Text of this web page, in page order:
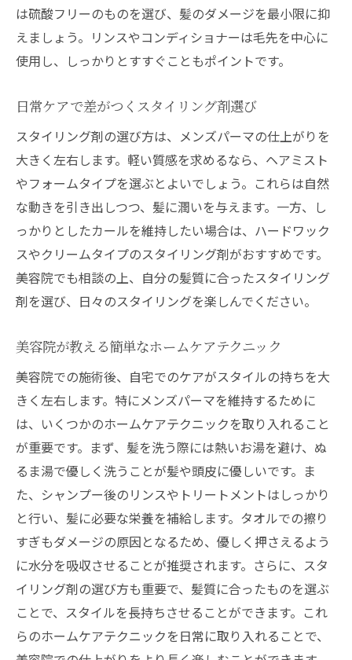
は硫酸フリーのものを選び、髪のダメージを最小限に抑
えましょう。リンスやコンディショナーは毛先を中心に
使用し、しっかりとすすぐこともポイントです。
日常ケアで差がつくスタイリング剤選び
スタイリング剤の選び方は、メンズパーマの仕上がりを
大きく左右します。軽い質感を求めるなら、ヘアミスト
やフォームタイプを選ぶとよいでしょう。これらは自然
な動きを引き出しつつ、髪に潤いを与えます。一方、し
っかりとしたカールを維持したい場合は、ハードワック
スやクリームタイプのスタイリング剤がおすすめです。
美容院でも相談の上、自分の髪質に合ったスタイリング
剤を選び、日々のスタイリングを楽しんでください。
美容院が教える簡単なホームケアテクニック
美容院での施術後、自宅でのケアがスタイルの持ちを大
きく左右します。特にメンズパーマを維持するために
は、いくつかのホームケアテクニックを取り入れること
が重要です。まず、髪を洗う際には熱いお湯を避け、ぬ
るま湯で優しく洗うことが髪や頭皮に優しいです。ま
た、シャンプー後のリンスやトリートメントはしっかり
と行い、髪に必要な栄養を補給します。タオルでの擦り
すぎもダメージの原因となるため、優しく押さえるよう
に水分を吸収させることが推奨されます。さらに、スタ
イリング剤の選び方も重要で、髪質に合ったものを選ぶ
ことで、スタイルを長持ちさせることができます。これ
らのホームケアテクニックを日常に取り入れることで、